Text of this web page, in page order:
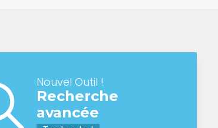
Nouvel Outil !
Recherche
avancée